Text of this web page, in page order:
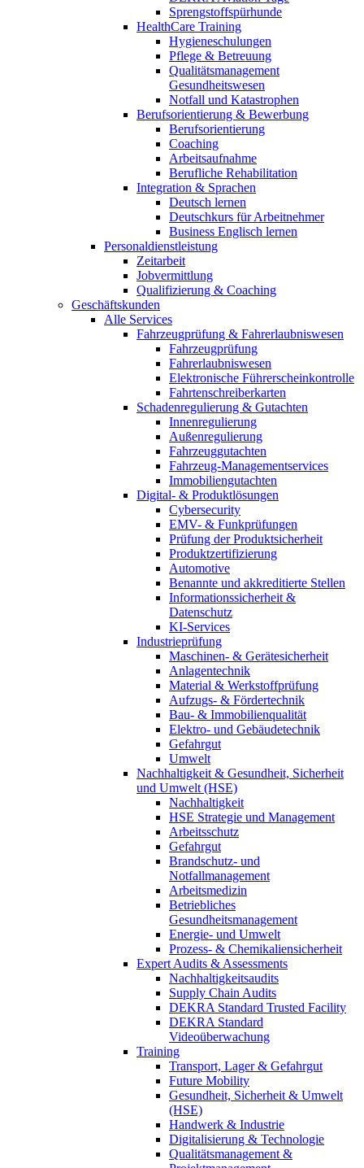
Sprengstoffspürhunde
HealthCare Training
Hygieneschulungen
Pflege & Betreuung
Qualitätsmanagement
Gesundheitswesen
Notfall und Katastrophen
Berufsorientierung & Bewerbung
Berufsorientierung
Coaching
Arbeitsaufnahme
Berufliche Rehabilitation
Integration & Sprachen
Deutsch lernen
Deutschkurs für Arbeitnehmer
Business Englisch lernen
Personaldienstleistung
Zeitarbeit
Jobvermittlung
Qualifizierung & Coaching
Geschäftskunden
Alle Services
Fahrzeugprüfung & Fahrerlaubniswesen
Fahrzeugprüfung
Fahrerlaubniswesen
Elektronische Führerscheinkontrolle
Fahrtenschreiberkarten
Schadenregulierung & Gutachten
Innenregulierung
Außenregulierung
Fahrzeuggutachten
Fahrzeug-Managementservices
Immobiliengutachten
Digital- & Produktlösungen
Cybersecurity
EMV- & Funkprüfungen
Prüfung der Produktsicherheit
Produktzertifizierung
Automotive
Benannte und akkreditierte Stellen
Informationssicherheit &
Datenschutz
KI-Services
Industrieprüfung
Maschinen- & Gerätesicherheit
Anlagentechnik
Material & Werkstoffprüfung
Aufzugs- & Fördertechnik
Bau- & Immobilienqualität
Elektro- und Gebäudetechnik
Gefahrgut
Umwelt
Nachhaltigkeit & Gesundheit, Sicherheit
und Umwelt (HSE)
Nachhaltigkeit
HSE Strategie und Management
Arbeitsschutz
Gefahrgut
Brandschutz- und
Notfallmanagement
Arbeitsmedizin
Betriebliches
Gesundheitsmanagement
Energie- und Umwelt
Prozess- & Chemikaliensicherheit
Expert Audits & Assessments
Nachhaltigkeitsaudits
Supply Chain Audits
DEKRA Standard Trusted Facility
DEKRA Standard
Videoüberwachung
Training
Transport, Lager & Gefahrgut
Future Mobility
Gesundheit, Sicherheit & Umwelt
(HSE)
Handwerk & Industrie
Digitalisierung & Technologie
Qualitätsmanagement &